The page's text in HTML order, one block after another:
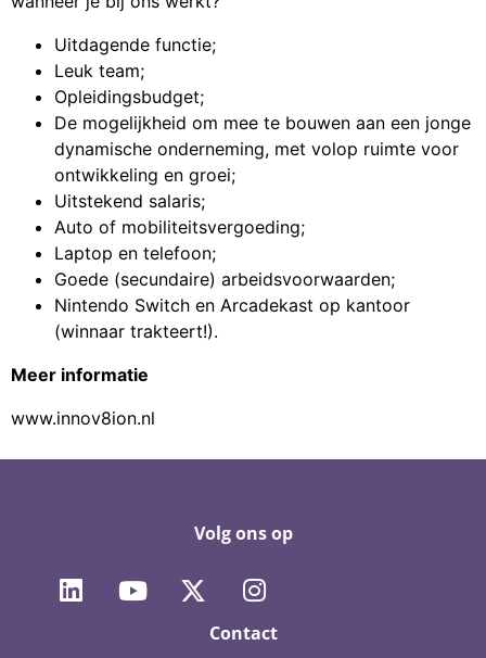
Uitdagende functie;
Leuk team;
Opleidingsbudget;
De mogelijkheid om mee te bouwen aan een jonge
dynamische onderneming, met volop ruimte voor
ontwikkeling en groei;
Uitstekend salaris;
Auto of mobiliteitsvergoeding;
Laptop en telefoon;
Goede (secundaire) arbeidsvoorwaarden;
Nintendo Switch en Arcadekast op kantoor
(winnaar trakteert!).
Meer informatie
www.innov8ion.nl
Volg ons op
Contact